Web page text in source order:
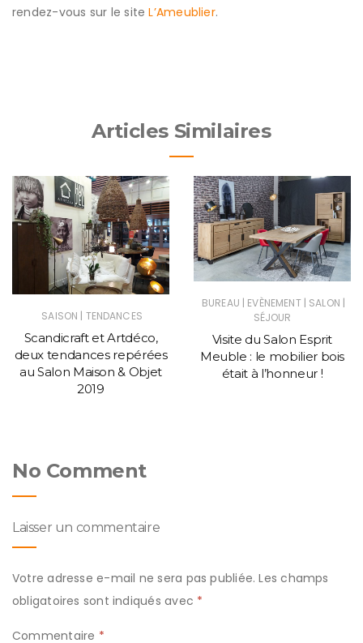
rendez-vous sur le siteL’Ameublier.
Articles Similaires
SAISON | TENDANCES
Scandicraft et Artdéco,
deux tendances repérées
au Salon Maison & Objet
2019
BUREAU | EVÈNEMENT | SALON |
SÉJOUR
Visite du Salon Esprit
Meuble : le mobilier bois
était à l’honneur !
No Comment
Laisser un commentaire
Votre adresse e-mail ne sera pas publiée. Les champs
obligatoires sont indiqués avec *
Commentaire *